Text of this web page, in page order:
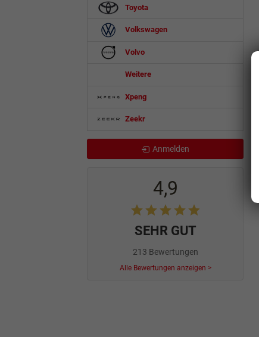
Toyota
Volkswagen
Volvo
Weitere
Xpeng
Zeekr
Anmelden
4,9
SEHR GUT
213 Bewertungen
Alle Bewertungen anzeigen >